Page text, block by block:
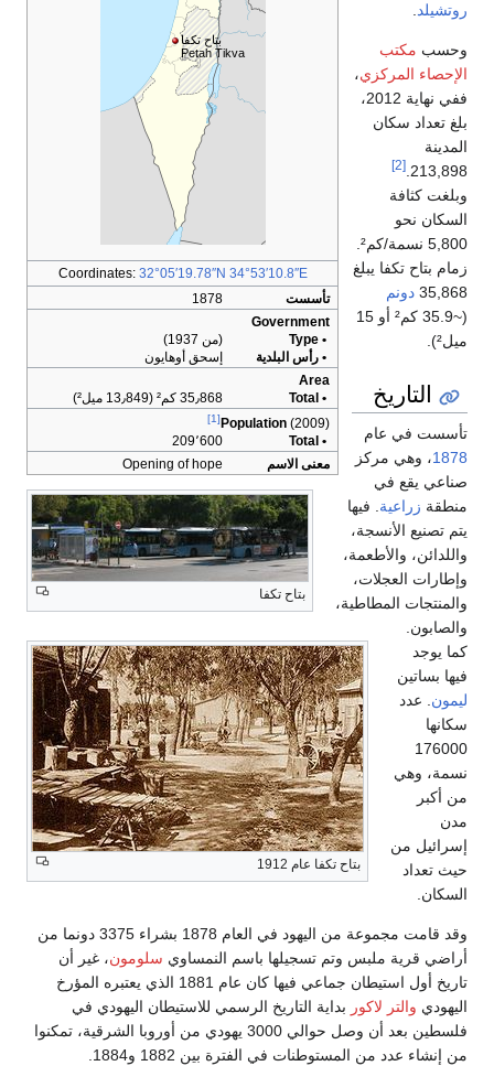
بتاح تكفا
Petah Tikva
Coordinates: 32°05′19.78″N 34°53′10.8″E
تأسست
1878
Government
• Type
(من 1937)
• رأس البلدية
إسحق أوهايون
Area
• Total
35٫868 كم² (13٫849 ميل²)
Population (2009)
[1]
• Total
209٬600
معنى الاسم
Opening of hope
بتاح تكفا
روتشيلد
وحسب مكتب
الإحصاء المركزي،
ففي نهاية 2012،
بلغ تعداد سكان
المدينة
213,898.
[2]
وبلغت كثافة
السكان نحو
زمام بتاح تكفا يبلغ
35,868 دونم
(~35.9 كم² أو 15
ميل²).
التاريخ
بتاح تكفا عام 1912
تأسست في عام
1878، وهي مركز
صناعي يقع في
منطقة زراعية. فيها
يتم تصنيع الأنسجة،
واللدائن، والأطعمة،
وإطارات العجلات،
والمنتجات المطاطية،
والصابون.
كما يوجد
فيها بساتين
ليمون. عدد
سكانها
176000
نسمة، وهي
من أكبر
مدن
إسرائيل من
حيث تعداد
السكان.
وقد قامت مجموعة من اليهود في العام 1878 بشراء 3375 دونما من
أراضي قرية ملبس وتم تسجيلها باسم النمساوي سلومون، غير أن
تاريخ أول استيطان جماعي فيها كان عام 1881 الذي يعتبره المؤرخ
اليهودي والتر لاكور بداية التاريخ الرسمي للاستيطان اليهودي في
فلسطين بعد أن وصل حوالي 3000 يهودي من أوروبا الشرقية، تمكنوا
من إنشاء عدد من المستوطنات في الفترة بين 1882 و1884.